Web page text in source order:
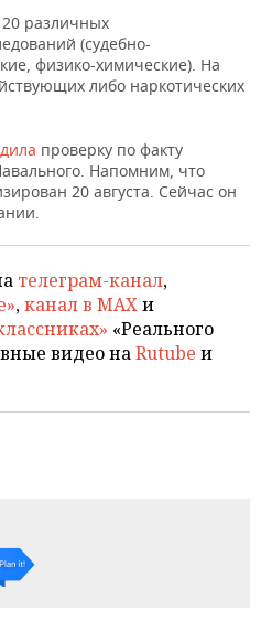
различных
(судебно-
физико-химические). На
либо наркотических
проверку по факту
Напомним, что
20 августа. Сейчас он
телеграм-канал,
,канал в MAXи
«Реального
видео наRutube и